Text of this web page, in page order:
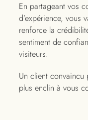
En partageant vos
d’expérience, vous
renforce la
sentiment de
visiteurs.
Un client
plus enclin à vous